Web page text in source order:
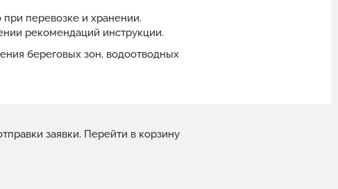
при перевозке и хранении.
рекомендаций инструкции.
береговых зон, водоотводных
заявки. Перейти в корзину